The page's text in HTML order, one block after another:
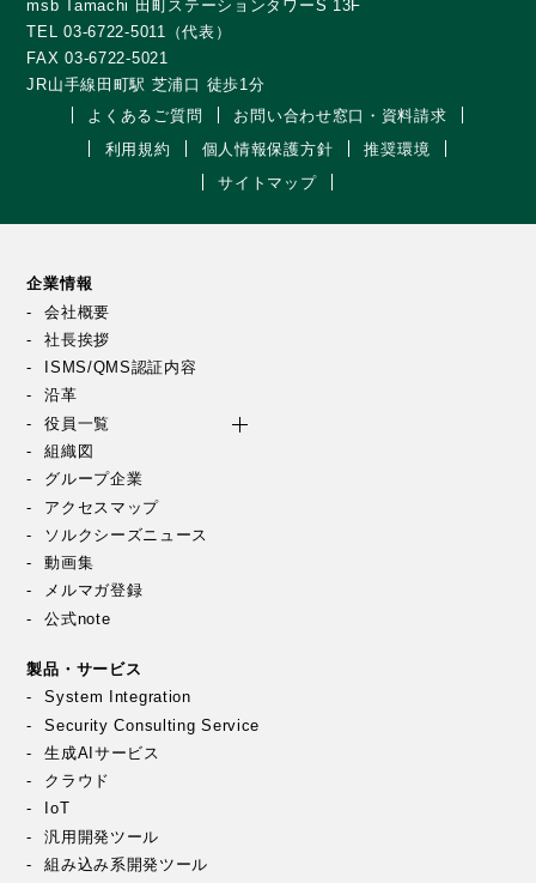
msb Tamachi 田町ステーションタワーS 13F
TEL 03-6722-5011（代表）
FAX 03-6722-5021
JR山手線田町駅 芝浦口 徒歩1分
よくあるご質問
お問い合わせ窓口・資料請求
利用規約
個人情報保護方針
推奨環境
サイトマップ
企業情報
会社概要
社長挨拶
ISMS/QMS認証内容
沿革
役員一覧
組織図
グループ企業
アクセスマップ
ソルクシーズニュース
動画集
メルマガ登録
公式note
製品・サービス
System Integration
Security Consulting Service
生成AIサービス
クラウド
IoT
汎用開発ツール
組み込み系開発ツール